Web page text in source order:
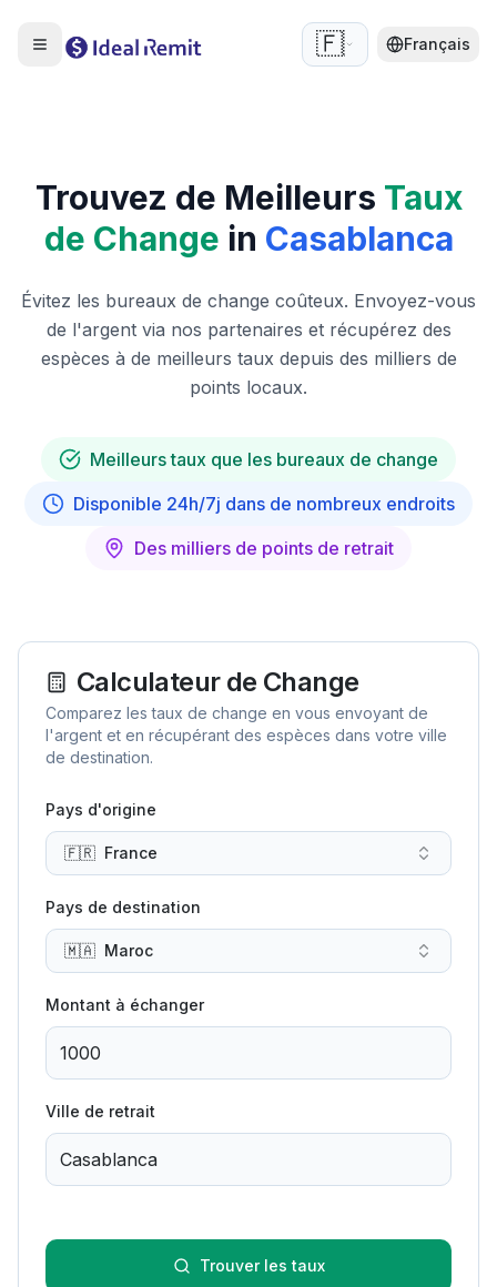
🇫🇷 Français
Trouvez de Meilleurs Taux
de Change in Casablanca
Évitez les bureaux de change coûteux. Envoyez-vous
de l'argent via nos partenaires et récupérez des
espèces à de meilleurs taux depuis des milliers de
points locaux.
Meilleurs taux que les bureaux de change
Disponible 24h/7j dans de nombreux endroits
Des milliers de points de retrait
Calculateur de Change
Comparez les taux de change en vous envoyant de
l'argent et en récupérant des espèces dans votre ville
de destination.
Pays d'origine
🇫🇷 France
Pays de destination
🇲🇦 Maroc
Montant à échanger
Ville de retrait
Trouver les taux